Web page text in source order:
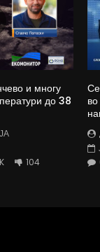
и многу
до 38
104